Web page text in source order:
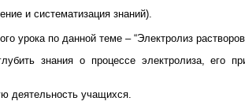
и систематизация знаний).
урока по данной теме – “Электролиз
знания о процессе электролиза, его
деятельность учащихся.